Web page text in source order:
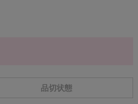
品切状態